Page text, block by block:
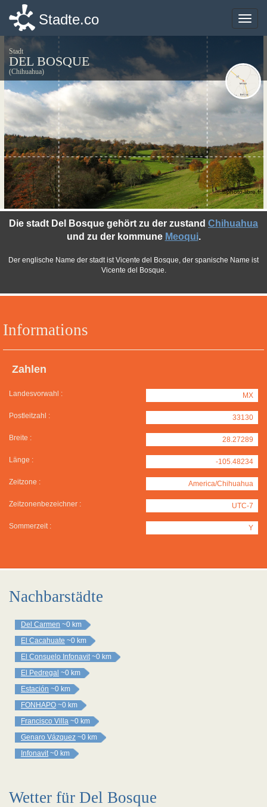
Toggle
Stadte.co
Stadt
DEL BOSQUE
(Chihuahua)
Informations
Zahlen
Landesvorwahl : MX
Postleitzahl : 33130
Breite : 28.27289
Länge : -105.48234
Zeitzone : America/Chihuahua
Zeitzonenbezeichner : UTC-7
Sommerzeit : Y
Die stadt Del Bosque gehört zu der zustand Chihuahua
und zu der kommune Meoqui.
Der englische Name der stadt ist Vicente del Bosque, der spanische Name ist
Vicente del Bosque.
©photo-libre.fr
Nachbarstädte
Del Carmen ~0 km
El Cacahuate ~0 km
El Consuelo Infonavit ~0 km
El Pedregal ~0 km
Estación ~0 km
FONHAPO ~0 km
Francisco Villa ~0 km
Genaro Vázquez ~0 km
Infonavit ~0 km
Wetter für Del Bosque
Toggle
Stadte.co